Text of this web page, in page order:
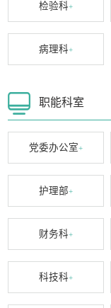
检验科+
病理科+
职能科室
党委办公室+
护理部+
财务科+
科技科+